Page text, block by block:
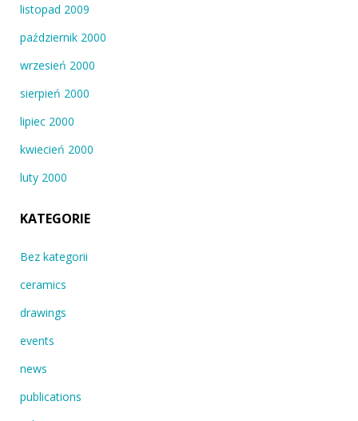
listopad 2009
październik 2000
wrzesień 2000
sierpień 2000
lipiec 2000
kwiecień 2000
luty 2000
KATEGORIE
Bez kategorii
ceramics
drawings
events
news
publications